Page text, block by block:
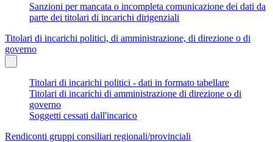
Sanzioni per mancata o incompleta comunicazione dei dati da
parte dei titolari di incarichi dirigenziali
Titolari di incarichi politici, di amministrazione, di direzione o di
governo
Titolari di incarichi politici - dati in formato tabellare
Titolari di incarichi di amministrazione di direzione o di
governo
Soggetti cessati dall'incarico
Rendiconti gruppi consiliari regionali/provinciali